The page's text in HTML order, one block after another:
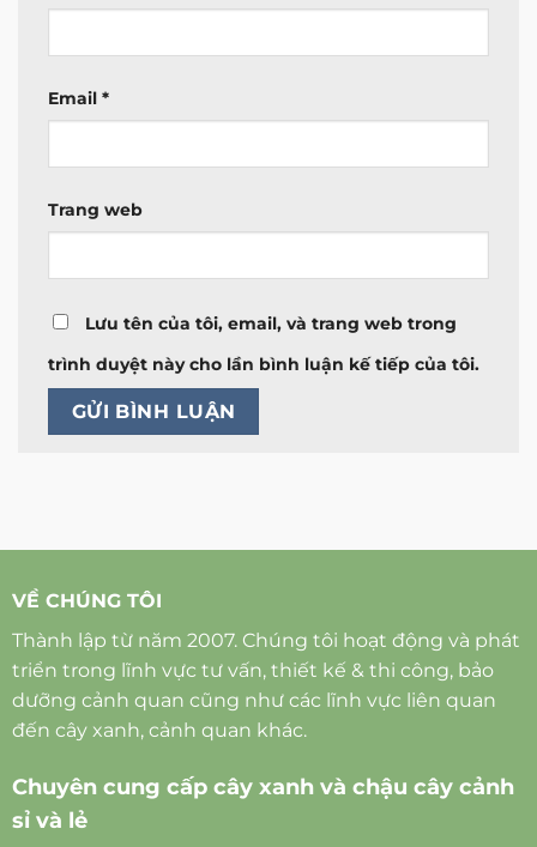
Email *
Trang web
Lưu tên của tôi, email, và trang web trong
trình duyệt này cho lần bình luận kế tiếp của tôi.
VỀ CHÚNG TÔI
Thành lập từ năm 2007. Chúng tôi hoạt động và phát
triển trong lĩnh vực tư vấn, thiết kế & thi công, bảo
dưỡng cảnh quan cũng như các lĩnh vực liên quan
đến cây xanh, cảnh quan khác.
Chuyên cung cấp cây xanh và chậu cây cảnh
sỉ và lẻ